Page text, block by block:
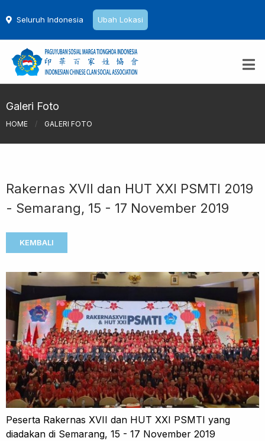
Seluruh Indonesia Ubah Lokasi
Galeri Foto
HOME / GALERI FOTO
Rakernas XVII dan HUT XXI PSMTI 2019
- Semarang, 15 - 17 November 2019
KEMBALI
Peserta Rakernas XVII dan HUT XXI PSMTI yang
diadakan di Semarang, 15 - 17 November 2019